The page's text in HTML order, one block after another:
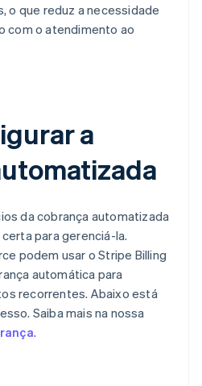
o que reduz a necessidade
com o atendimento ao
a
da cobrança automatizada
para gerenciá-la.
podem usar o Stripe Billing
automática para
recorrentes. Abaixo está
Saiba mais na nossa
.